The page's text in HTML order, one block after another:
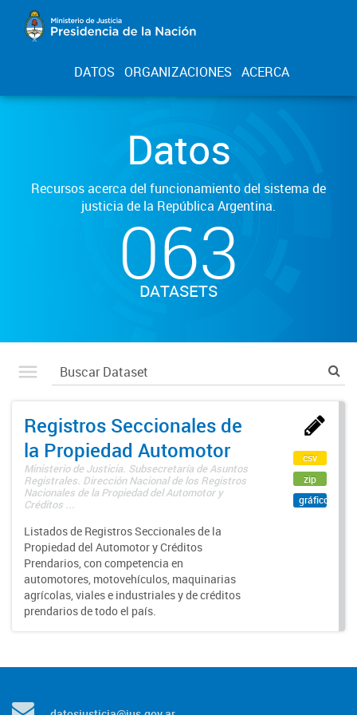
DATOS ORGANIZACIONES ACERCA
Datos
Recursos acerca del funcionamiento del sistema de
justicia de la República Argentina.
063
DATASETS
Registros Seccionales de
la Propiedad Automotor
Ministerio de Justicia. Subsecretaría de Asuntos
Registrales. Dirección Nacional de los Registros
Nacionales de la Propiedad del Automotor y
Créditos ...
Listados de Registros Seccionales de la
Propiedad del Automotor y Créditos
Prendarios, con competencia en
automotores, motovehículos, maquinarias
agrícolas, viales e industriales y de créditos
prendarios de todo el país.
csv
zip
gráfico